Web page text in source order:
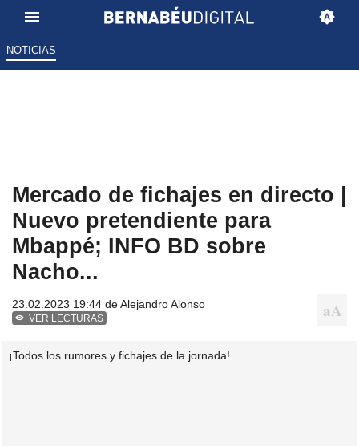
NOTICIAS
Mercado de fichajes en directo |
Nuevo pretendiente para
Mbappé; INFO BD sobre
Nacho...
23.02.2023 19:44 deAlejandro Alonso
VER LECTURAS
¡Todos los rumores y fichajes de la jornada!